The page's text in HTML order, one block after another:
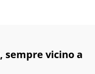
, sempre vicino a